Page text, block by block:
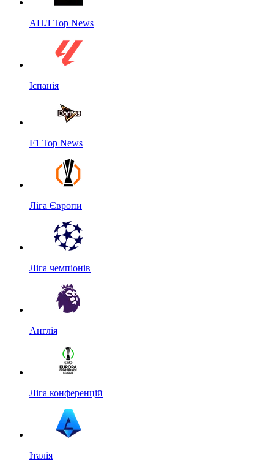
АПЛ Top News
Іспанія
F1 Top News
Ліга Європи
Ліга чемпіонів
Англія
Ліга конференцій
Італія